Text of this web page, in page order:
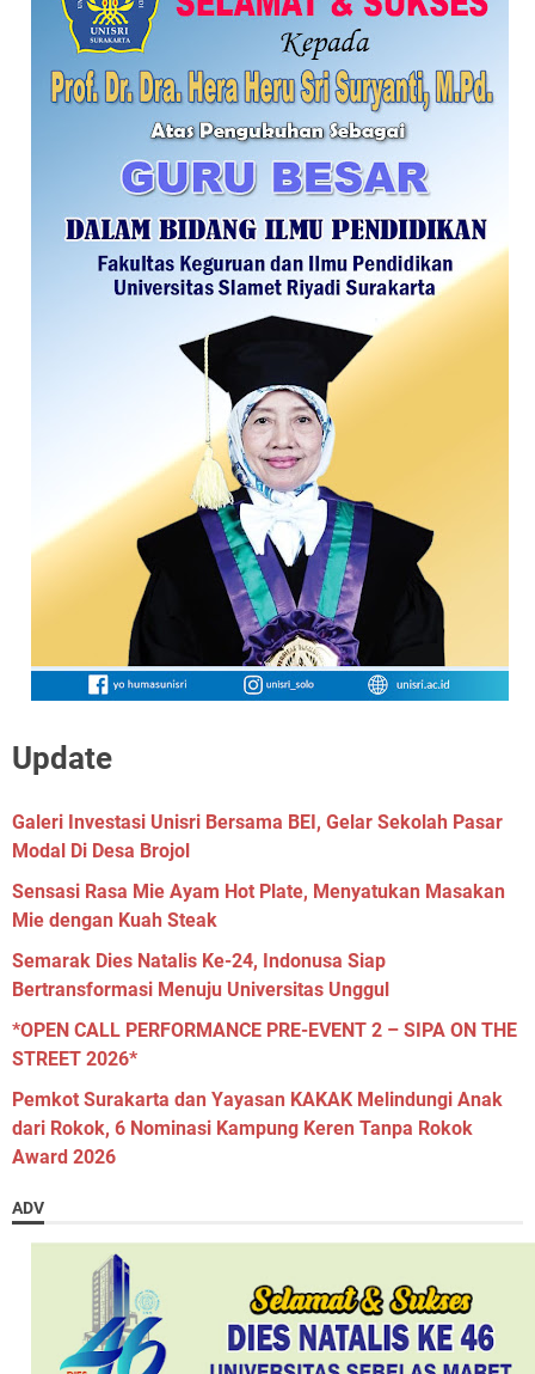
Update
Galeri Investasi Unisri Bersama BEI, Gelar Sekolah Pasar
Modal Di Desa Brojol
Sensasi Rasa Mie Ayam Hot Plate, Menyatukan Masakan
Mie dengan Kuah Steak
Semarak Dies Natalis Ke-24, Indonusa Siap
Bertransformasi Menuju Universitas Unggul
*OPEN CALL PERFORMANCE PRE-EVENT 2 – SIPA ON THE
STREET 2026*
Pemkot Surakarta dan Yayasan KAKAK Melindungi Anak
dari Rokok, 6 Nominasi Kampung Keren Tanpa Rokok
Award 2026
ADV